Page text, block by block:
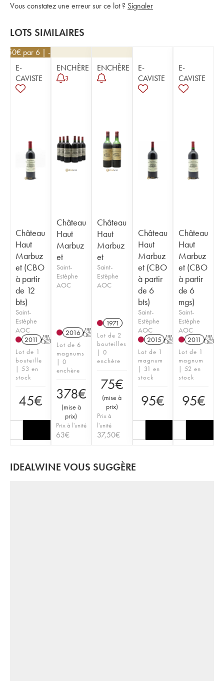
Vous constatez une erreur sur ce lot ? Signaler
LOTS SIMILAIRES
€ par 6 | -10%
E-
CAVISTE
Château
Haut
Marbuz
et (CBO
à partir
de 12
bts)
Saint-
Estèphe
AOC
2011 T
Lot de 1
bouteille
| 53 en
stock
45€
ENCHÈRE
3
Château
Haut
Marbuz
et
Saint-
Estèphe
AOC
2016 T
Lot de 6
magnums
| 0
enchère
378€
(mise à
prix)
Prix à l'unité
63€
ENCHÈRE
Château
Haut
Marbuz
et
Saint-
Estèphe
AOC
1971
Lot de 2
bouteilles
| 0
enchère
75€
(mise à
prix)
Prix à
l'unité
37,50€
E-
CAVISTE
Château
Haut
Marbuz
et (CBO
à partir
de 6
bts)
Saint-
Estèphe
AOC
2015 T
Lot de 1
magnum
| 31 en
stock
95€
E-
CAVISTE
Château
Haut
Marbuz
et (CBO
à partir
de 6
mgs)
Saint-
Estèphe
AOC
2011 T
Lot de 1
magnum
| 52 en
stock
95€
IDEALWINE VOUS SUGGÈRE